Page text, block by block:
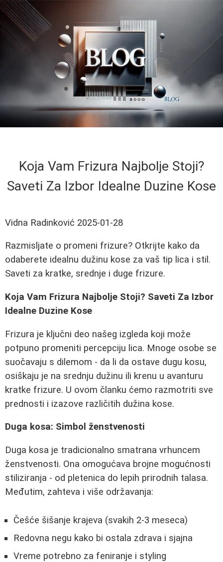
Koja Vam Frizura Najbolje Stoji?
Saveti Za Izbor Idealne Duzine Kose
Vidna Radinković 2025-01-28
Razmisljate o promeni frizure? Otkrijte kako da
odaberete idealnu dužinu kose za vaš tip lica i stil.
Saveti za kratke, srednje i duge frizure.
Koja Vam Frizura Najbolje Stoji? Saveti Za Izbor
Idealne Duzine Kose
Frizura je ključni deo našeg izgleda koji može
potpuno promeniti percepciju lica. Mnoge osobe se
suočavaju s dilemom - da li da ostave dugu kosu,
osiškaju je na srednju dužinu ili krenu u avanturu
kratke frizure. U ovom članku ćemo razmotriti sve
prednosti i izazove različitih dužina kose.
Duga kosa: Simbol ženstvenosti
Duga kosa je tradicionalno smatrana vrhuncem
ženstvenosti. Ona omogućava brojne mogućnosti
stiliziranja - od pletenica do lepih prirodnih talasa.
Međutim, zahteva i više održavanja:
Češće šišanje krajeva (svakih 2-3 meseca)
Redovna negu kako bi ostala zdrava i sjajna
Vreme potrebno za feniranje i styling